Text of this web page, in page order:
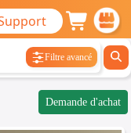
Filtre avancé
Demande d'achat